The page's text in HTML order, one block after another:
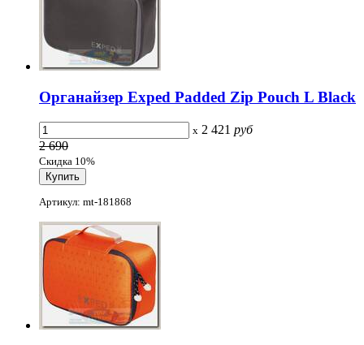
Органайзер Exped Padded Zip Pouch L Black
x 2 421 руб
2 690
Скидка 10%
Артикул: mt-181868